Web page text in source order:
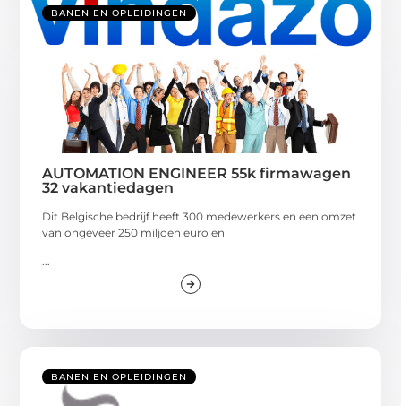
BANEN EN OPLEIDINGEN
AUTOMATION ENGINEER 55k firmawagen
32 vakantiedagen
Dit Belgische bedrijf heeft 300 medewerkers en een omzet
van ongeveer 250 miljoen euro en
BANEN EN OPLEIDINGEN